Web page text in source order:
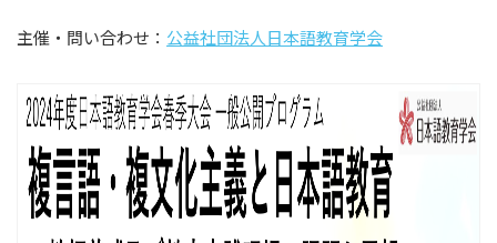
主催・問い合わせ： 公益社団法人日本語教育学会